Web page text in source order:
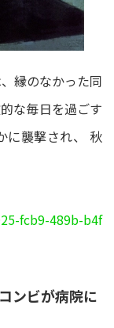
縁のなかった同
な毎日を過ごす
に襲撃され、 秋
fcb9-489b-b4f
ンビが病院に